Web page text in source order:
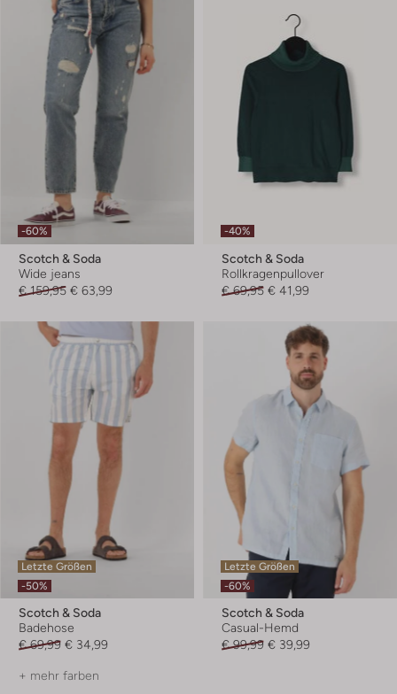
-60%
Scotch & Soda
Wide jeans
€ 159,95 € 63,99
-40%
Scotch & Soda
Rollkragenpullover
€ 69,95 € 41,99
Letzte Größen
-50%
Scotch & Soda
Badehose
€ 69,99 € 34,99
+ mehr farben
Letzte Größen
-60%
Scotch & Soda
Casual-Hemd
€ 99,99 € 39,99